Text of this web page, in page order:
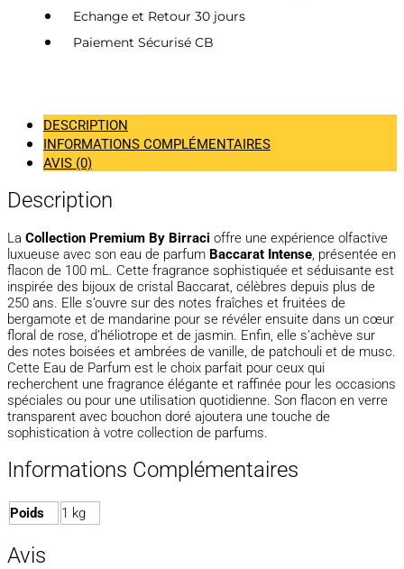
Echange et Retour 30 jours
Paiement Sécurisé CB
DESCRIPTION
INFORMATIONS COMPLÉMENTAIRES
AVIS (0)
Description
La Collection Premium By Birraci offre une expérience olfactive
luxueuse avec son eau de parfum Baccarat Intense, présentée en
flacon de 100 mL. Cette fragrance sophistiquée et séduisante est
inspirée des bijoux de cristal Baccarat, célèbres depuis plus de
250 ans. Elle s’ouvre sur des notes fraîches et fruitées de
bergamote et de mandarine pour se révéler ensuite dans un cœur
floral de rose, d’héliotrope et de jasmin. Enfin, elle s’achève sur
des notes boisées et ambrées de vanille, de patchouli et de musc.
Cette Eau de Parfum est le choix parfait pour ceux qui
recherchent une fragrance élégante et raffinée pour les occasions
spéciales ou pour une utilisation quotidienne. Son flacon en verre
transparent avec bouchon doré ajoutera une touche de
sophistication à votre collection de parfums.
Informations Complémentaires
Poids 1 kg
Avis